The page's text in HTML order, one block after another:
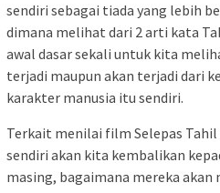
sendiri sebagai tiada yang lebih
dimana melihat dari 2 arti kata
awal dasar sekali untuk kita
terjadi maupun akan terjadi dari
karakter manusia itu sendiri.
Terkait menilai film Selepas
sendiri akan kita kembalikan
masing, bagaimana mereka